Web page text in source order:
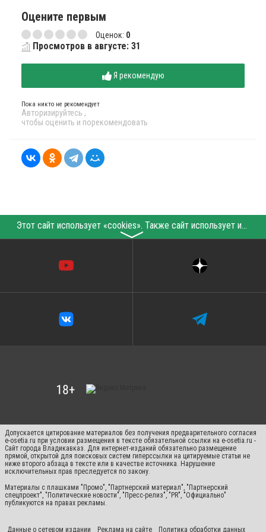
Оцените первым
Оценок: 0
Просмотров в августе: 31
Я рекомендую
Пока никто не рекомендует
Авторизируйтесь ,
чтобы оценить и порекомендовать
Этот сайт использует «cookies». Также сайт использует интернет-сервис для сбора технических данных касательно посетителей с целью получения маркетинговой и статистической информации. Условия обработки данных посетителей сайта см.
〉
Допускается цитирование материалов без получения предварительного согласия
e-osetia.ru при условии размещения в тексте обязательной ссылки на e-osetia.ru -
Сайт города Владикавказ. Для интернет-изданий обязательно размещение
прямой, открытой для поисковых систем гиперссылки на цитируемые статьи не
ниже второго абзаца в тексте или в качестве источника. Нарушение
исключительных прав преследуется по закону.
Материалы с плашками "Промо", "Партнерский материал", "Партнерский
спецпроект", "Политические новости", "Пресс-релиз", "PR", "Официально"
публикуются на правах рекламы.
Данные о сетевом издании Реклама на сайте Политика обработки данных